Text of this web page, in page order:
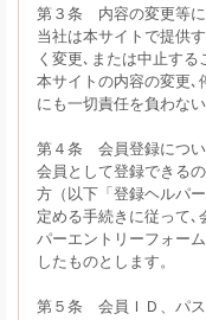
第３条 内容の変更等
当社は本サイトで提供
く変更､または中止す
本サイトの内容の変更
にも一切責任を負わな
第４条 会員登録につ
会員として登録できる
方（以下「登録ヘルパ
定める手続きに従って
パーエントリーフォー
したものとします。
第５条 会員ＩＤ、パ